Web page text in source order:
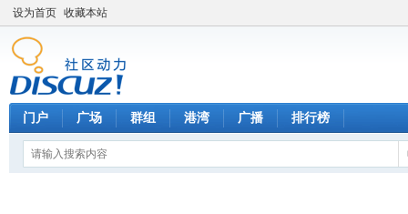
设为首页 收藏本站
门户 广场 群组 港湾 广播 排行榜